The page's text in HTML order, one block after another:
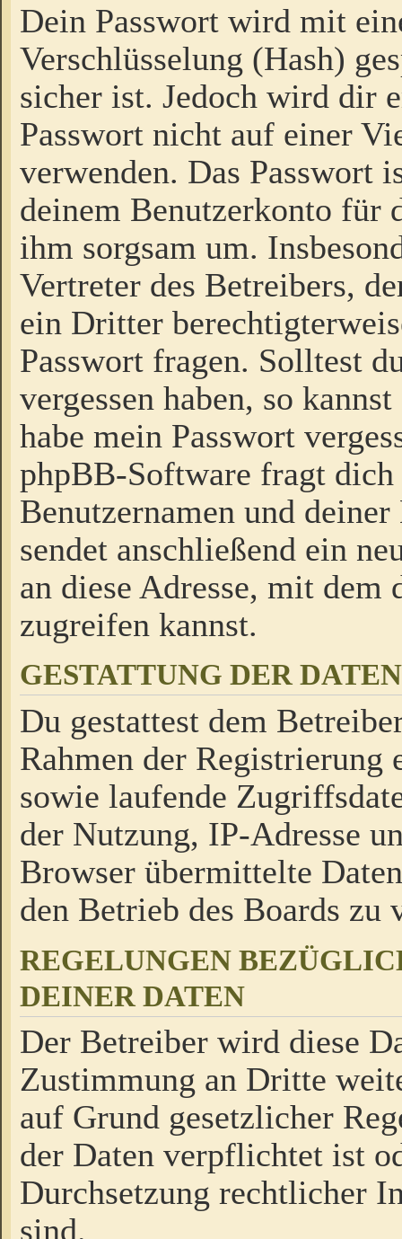
Dein Passwort wird mit
Verschlüsselung (Hash)
sicher ist. Jedoch wird dir
Passwort nicht auf einer
verwenden. Das Passwort
deinem Benutzerkonto für
ihm sorgsam um.
Vertreter des Betreibers,
ein Dritter
Passwort fragen. Solltest
vergessen haben, so
habe mein Passwort
phpBB-Software fragt dich
Benutzernamen und
sendet anschließend ein
an diese Adresse, mit dem
zugreifen kannst.
GESTATTUNG DER
Du gestattest dem
Rahmen der Registrierung
sowie laufende
der Nutzung, IP-Adresse
Browser übermittelte
den Betrieb des Boards zu
REGELUNGEN
DEINER DATEN
Der Betreiber wird diese
Zustimmung an Dritte
auf Grund gesetzlicher
der Daten verpflichtet ist
Durchsetzung rechtlicher
sind.